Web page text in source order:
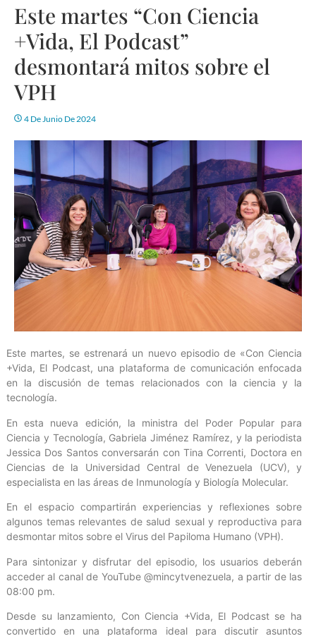
Este martes “Con Ciencia
+Vida, El Podcast”
desmontará mitos sobre el
VPH
4 De Junio De 2024
Este martes, se estrenará un nuevo episodio de «Con Ciencia
+Vida, El Podcast, una plataforma de comunicación enfocada
en la discusión de temas relacionados con la ciencia y la
tecnología.
En esta nueva edición, la ministra del Poder Popular para
Ciencia y Tecnología, Gabriela Jiménez Ramírez, y la periodista
Jessica Dos Santos conversarán con Tina Correnti, Doctora en
Ciencias de la Universidad Central de Venezuela (UCV), y
especialista en las áreas de Inmunología y Biología Molecular.
En el espacio compartirán experiencias y reflexiones sobre
algunos temas relevantes de salud sexual y reproductiva para
desmontar mitos sobre el Virus del Papiloma Humano (VPH).
Para sintonizar y disfrutar del episodio, los usuarios deberán
acceder al canal de YouTube @mincytvenezuela, a partir de las
08:00 pm.
Desde su lanzamiento, Con Ciencia +Vida, El Podcast se ha
convertido en una plataforma ideal para discutir asuntos